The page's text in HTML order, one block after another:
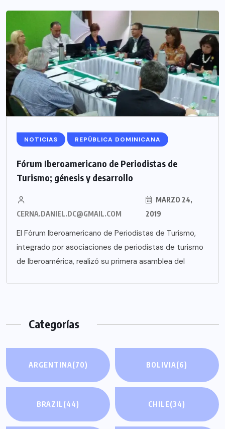
NOTICIAS REPÚBLICA DOMINICANA
Fórum Iberoamericano de Periodistas de
Turismo; génesis y desarrollo
CERNA.DANIEL.DC@GMAIL.COM
MARZO 24,
2019
El Fórum Iberoamericano de Periodistas de Turismo,
integrado por asociaciones de periodistas de turismo
de Iberoamérica, realizó su primera asamblea del
Categorías
ARGENTINA(70) BOLIVIA(6)
BRAZIL(44) CHILE(34)